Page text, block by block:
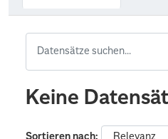
Keine
Sortieren nach